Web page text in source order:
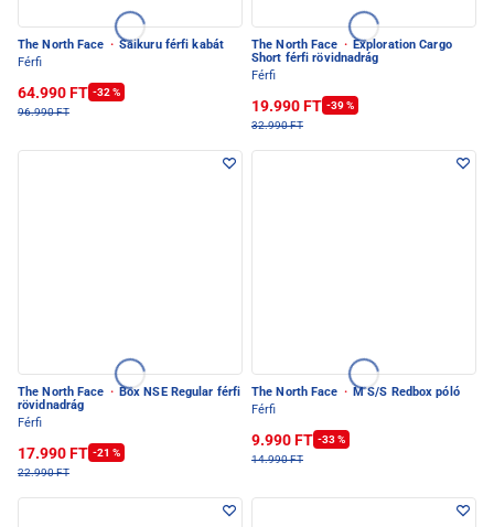
The North Face · Saikuru férfi kabát
Férfi
64.990 FT -32 %
96.990 FT
The North Face · Exploration Cargo
Short férfi rövidnadrág
Férfi
19.990 FT -39 %
32.990 FT
The North Face · Box NSE Regular férfi
rövidnadrág
Férfi
17.990 FT -21 %
22.990 FT
The North Face · M S/S Redbox póló
Férfi
9.990 FT -33 %
14.990 FT